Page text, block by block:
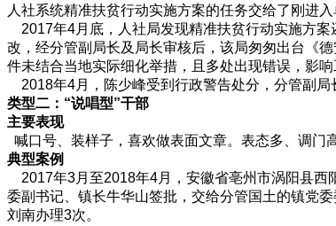
人社系统精准扶贫行动实施方案的任务交给了刚进
2017年4月底，人社局发现精准扶贫行动实施方案
改，经分管副局长及局长审核后，该局匆匆出台《
件未结合当地实际细化举措，且多处出现错误，影响
2018年4月，陈少峰受到行政警告处分，分管副局
类型二：“说唱型”干部
主要表现
喊口号、装样子，喜欢做表面文章。表态多、调门
典型案例
2017年3月至2018年4月，安徽省亳州市涡阳县西
委副书记、镇长牛华山签批，交给分管国土的镇党
刘南办理3次。